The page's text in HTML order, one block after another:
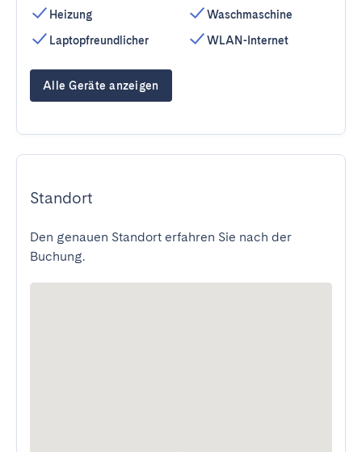
Heizung
Laptopfreundlicher
Waschmaschine
WLAN-Internet
Alle Geräte anzeigen
Standort
Den genauen Standort erfahren Sie nach der
Buchung.